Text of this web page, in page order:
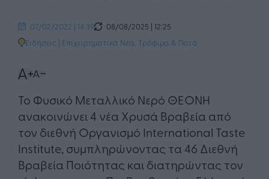
07/02/2022 | 14:39
08/08/2025 | 12:25
Ειδήσεις | Επιχειρηματικά Νέα Τρόφιμα & Ποτά
Το Φυσικό Μεταλλικό Νερό ΘΕΟΝΗ
ανακοινώνει 4 νέα Χρυσά Βραβεία από
τον διεθνή Οργανισμό International Taste
Institute, συμπληρώνοντας τα 46 Διεθνή
Βραβεία Ποιότητας και διατηρώντας τον